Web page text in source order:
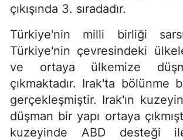
çıkışında 3. sıradadır.
Türkiye'nin milli birliği
Türkiye'nin çevresindeki
ve ortaya ülkemize
çıkmaktadır. Irak'ta bölünme
gerçekleşmiştir. Irak'ın
düşman bir yapı ortaya
kuzeyinde ABD desteği